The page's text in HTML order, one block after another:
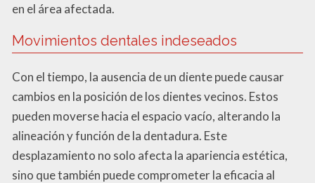
en el área afectada.
Movimientos dentales indeseados
Con el tiempo, la ausencia de un diente puede causar
cambios en la posición de los dientes vecinos. Estos
pueden moverse hacia el espacio vacío, alterando la
alineación y función de la dentadura. Este
desplazamiento no solo afecta la apariencia estética,
sino que también puede comprometer la eficacia al